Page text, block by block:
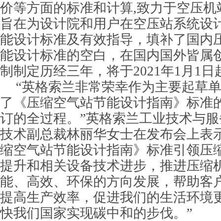
价等方面的标准和计算,致力于空压
旨在为设计院和用户在空压站系统设
能设计标准及有效指导，填补了国内
能设计标准的空白，在国内国外皆属
制制定历经三年，将于2021年1月1日
“英格索兰非常荣幸作为主要起草
了《压缩空气站节能设计指南》标准
订的全过程。”英格索兰工业技术与
技术副总裁林丽华女士在发布会上表
缩空气站节能设计指南》标准引领压
提升和相关设备技术进步，推进压缩
能、高效、环保的方向发展，帮助客
提高生产效率，促进我们的生活环境
快我们国家实现碳中和的步伐。”